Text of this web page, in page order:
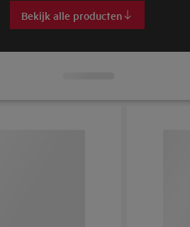
Bekijk alle producten